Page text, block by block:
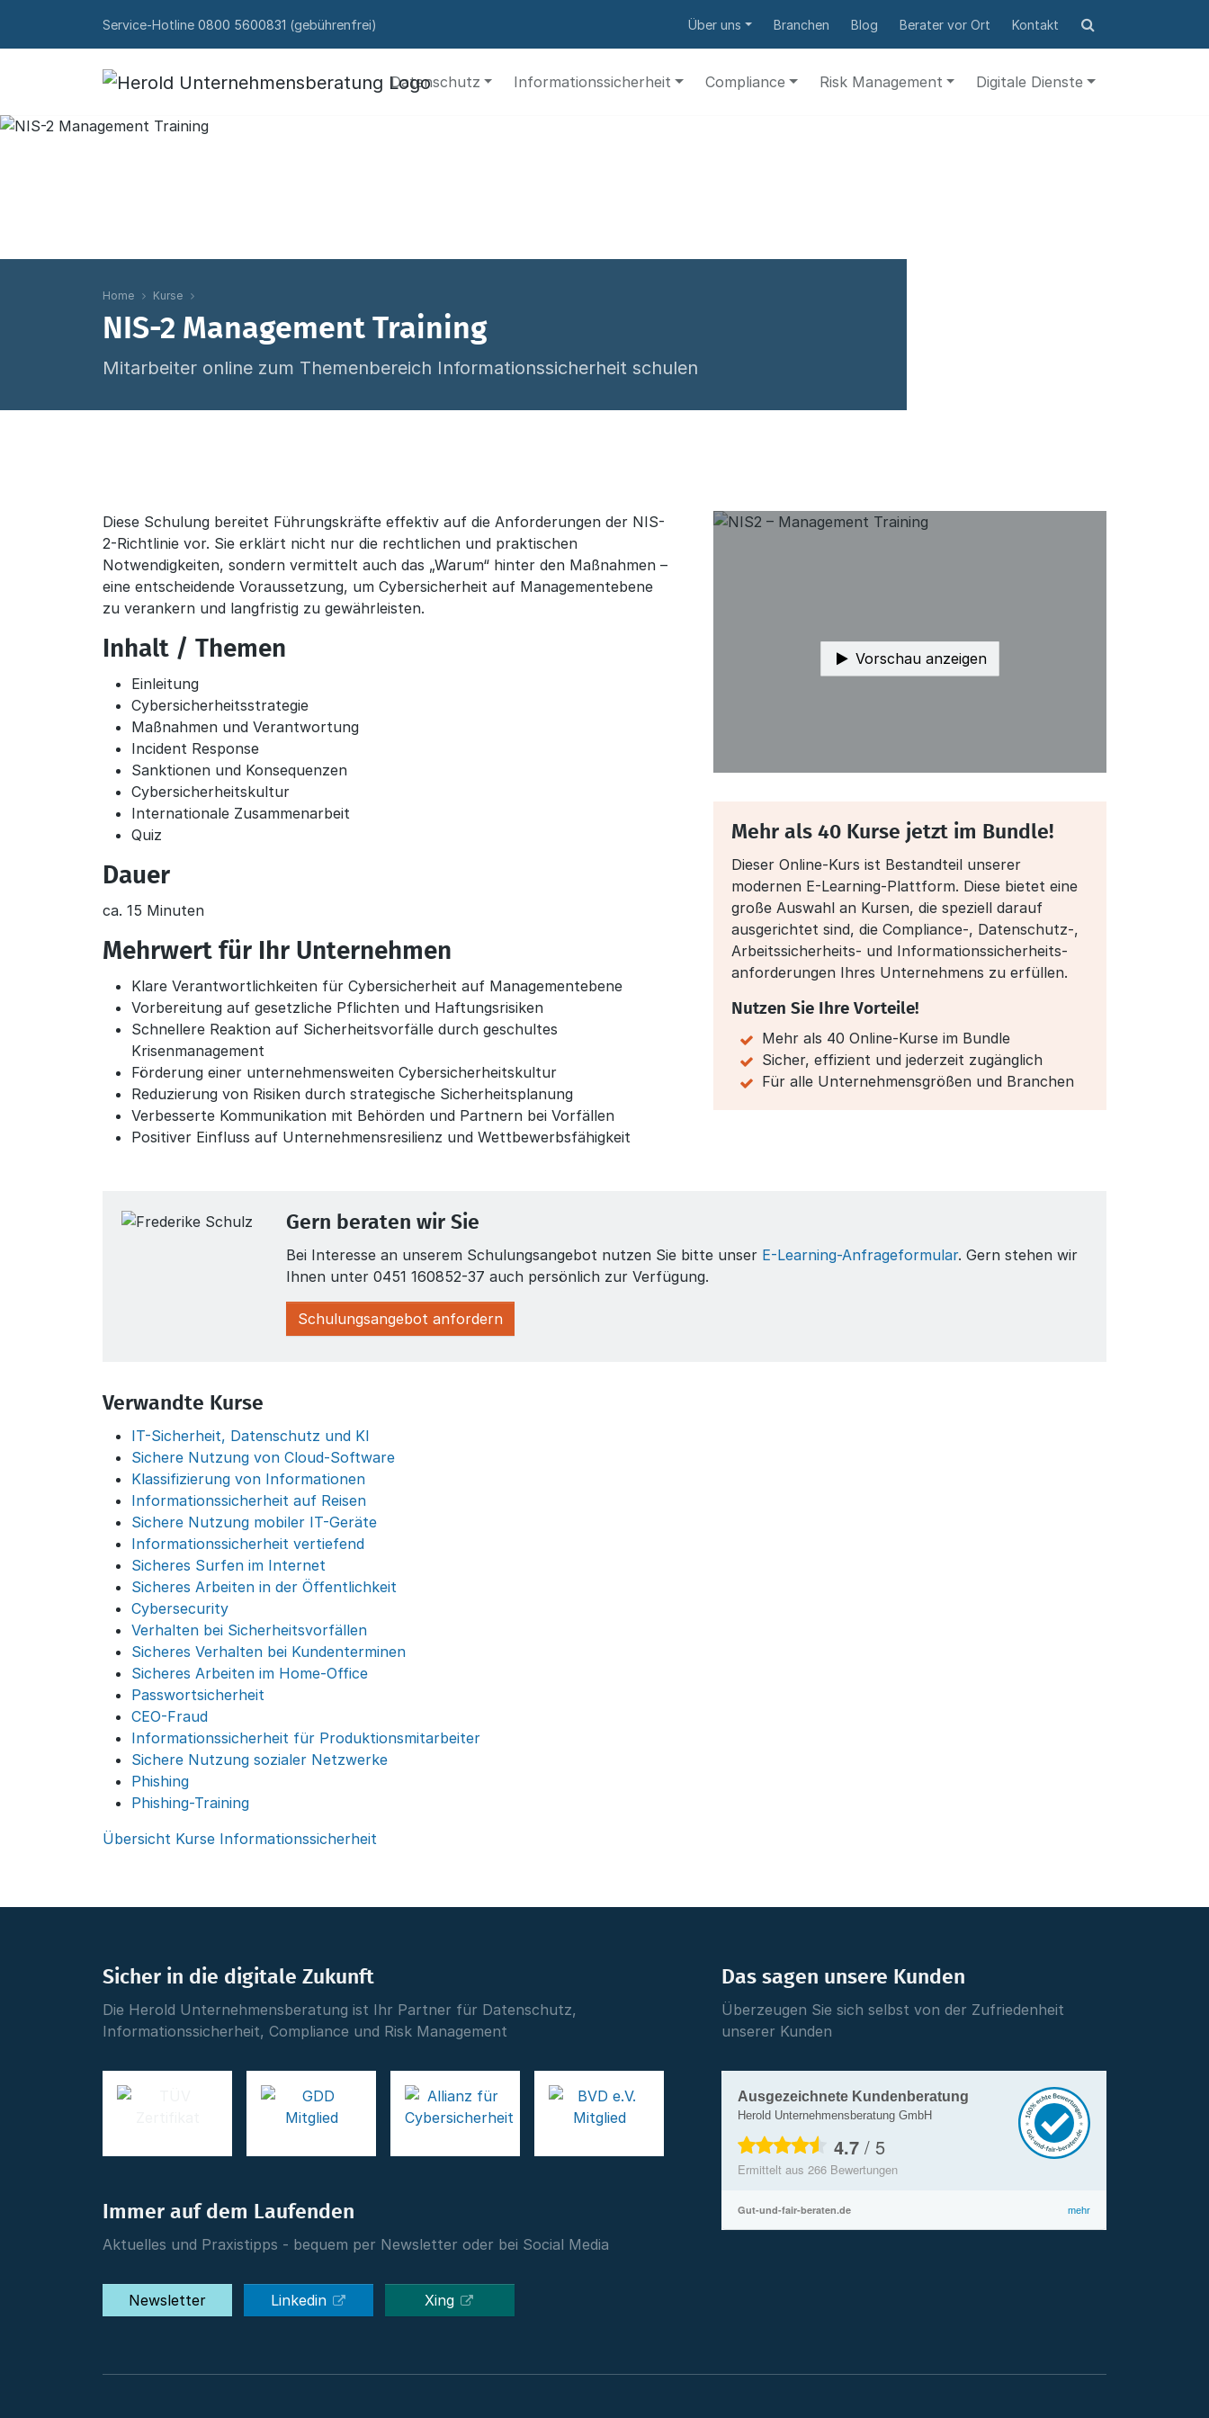
Service-Hotline 0800 5600831 (gebührenfrei) Über uns Branchen Blog Berater vor Ort Kontakt
öffnen
Datenschutz Informationssicherheit Compliance Risk Management Digitale Dienste
Home Kurse
NIS-2 Management Training
Mitarbeiter online zum Themenbereich Informationssicherheit schulen
Beschreibung
Diese Schulung bereitet Führungskräfte effektiv auf die Anforderungen der NIS-
2-Richtlinie vor. Sie erklärt nicht nur die rechtlichen und praktischen
Notwendigkeiten, sondern vermittelt auch das „Warum“ hinter den Maßnahmen –
eine entscheidende Voraussetzung, um Cybersicherheit auf Managementebene
zu verankern und langfristig zu gewährleisten.
Inhalt / Themen
Einleitung
Cybersicherheitsstrategie
Maßnahmen und Verantwortung
Incident Response
Sanktionen und Konsequenzen
Cybersicherheitskultur
Internationale Zusammenarbeit
Quiz
Dauer
ca. 15 Minuten
Mehrwert für Ihr Unternehmen
Klare Verantwortlichkeiten für Cybersicherheit auf Managementebene
Vorbereitung auf gesetzliche Pflichten und Haftungsrisiken
Schnellere Reaktion auf Sicherheitsvorfälle durch geschultes
Krisenmanagement
Förderung einer unternehmensweiten Cybersicherheitskultur
Reduzierung von Risiken durch strategische Sicherheitsplanung
Verbesserte Kommunikation mit Behörden und Partnern bei Vorfällen
Positiver Einfluss auf Unternehmensresilienz und Wettbewerbsfähigkeit
Vorschau anzeigen
Mehr als 40 Kurse jetzt im Bundle!
Dieser Online-Kurs ist Bestandteil unserer
modernen E-Learning-Plattform. Diese bietet eine
große Auswahl an Kursen, die speziell darauf
ausgerichtet sind, die Compliance-, Datenschutz-,
Arbeitssicherheits- und Informationssicherheits­
anforderungen Ihres Unternehmens zu erfüllen.
Nutzen Sie Ihre Vorteile!
Mehr als 40 Online-Kurse im Bundle
Sicher, effizient und jederzeit zugänglich
Für alle Unternehmensgrößen und Branchen
Gern beraten wir Sie
Bei Interesse an unserem Schulungsangebot nutzen Sie bitte unser E-Learning-Anfrageformular. Gern stehen wir
Ihnen unter 0451 160852-37 auch persönlich zur Verfügung.
Schulungsangebot anfordern
Verwandte Kurse
IT-Sicherheit, Datenschutz und KI
Sichere Nutzung von Cloud-Software
Klassifizierung von Informationen
Informationssicherheit auf Reisen
Sichere Nutzung mobiler IT-Geräte
Informationssicherheit vertiefend
Sicheres Surfen im Internet
Sicheres Arbeiten in der Öffentlichkeit
Cybersecurity
Verhalten bei Sicherheitsvorfällen
Sicheres Verhalten bei Kundenterminen
Sicheres Arbeiten im Home-Office
Passwortsicherheit
CEO-Fraud
Informationssicherheit für Produktionsmitarbeiter
Sichere Nutzung sozialer Netzwerke
Phishing
Phishing-Training
Übersicht Kurse Informationssicherheit
Sicher in die digitale Zukunft
Die Herold Unternehmensberatung ist Ihr Partner für Datenschutz,
Informationssicherheit, Compliance und Risk Management
Immer auf dem Laufenden
Aktuelles und Praxistipps - bequem per Newsletter oder bei Social Media
Newsletter Linkedin Xing
Das sagen unsere Kunden
Überzeugen Sie sich selbst von der Zufriedenheit
unserer Kunden
Ausgezeichnete Kundenberatung
Herold Unternehmensberatung GmbH
4.7/ 5
Ermittelt aus266 Bewertungen
Gut-und-fair-beraten.de mehr